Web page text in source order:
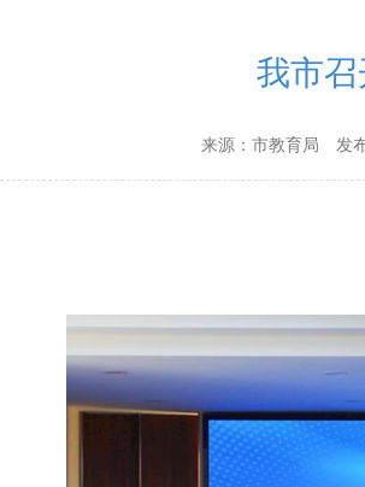
我市
来源：市教育局 发